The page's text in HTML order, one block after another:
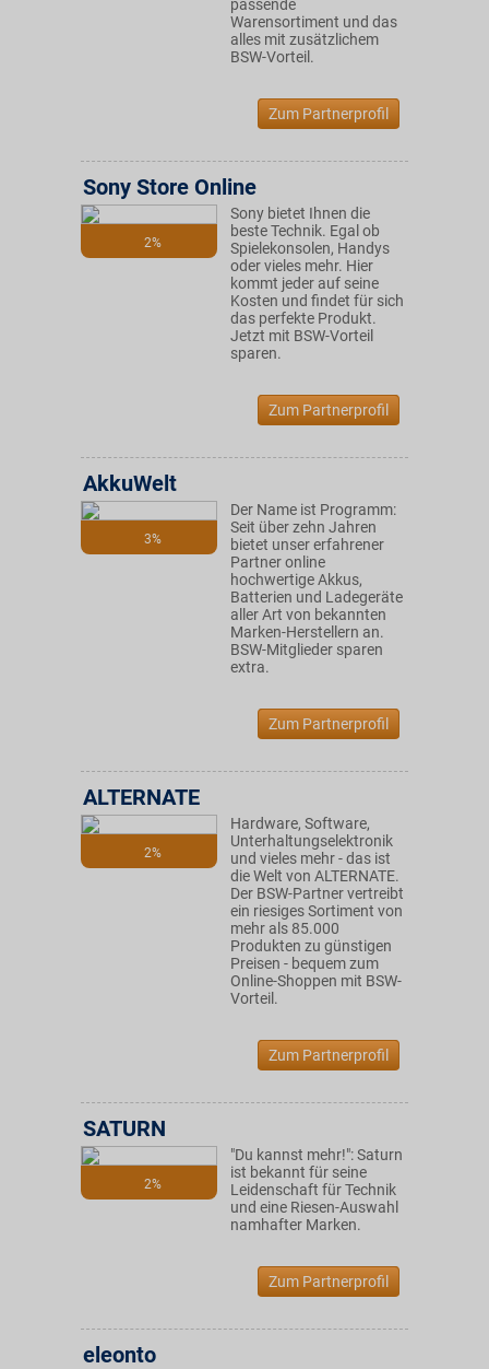
passende
Warensortiment und das
alles mit zusätzlichem
BSW-Vorteil.
Zum Partnerprofil
2%
Sony Store Online
Sony bietet Ihnen die
beste Technik. Egal ob
Spielekonsolen, Handys
oder vieles mehr. Hier
kommt jeder auf seine
Kosten und findet für sich
das perfekte Produkt.
Jetzt mit BSW-Vorteil
sparen.
Zum Partnerprofil
3%
AkkuWelt
Der Name ist Programm:
Seit über zehn Jahren
bietet unser erfahrener
Partner online
hochwertige Akkus,
Batterien und Ladegeräte
aller Art von bekannten
Marken-Herstellern an.
BSW-Mitglieder sparen
extra.
Zum Partnerprofil
2%
ALTERNATE
Hardware, Software,
Unterhaltungselektronik
und vieles mehr - das ist
die Welt von ALTERNATE.
Der BSW-Partner vertreibt
ein riesiges Sortiment von
mehr als 85.000
Produkten zu günstigen
Preisen - bequem zum
Online-Shoppen mit BSW-
Vorteil.
Zum Partnerprofil
2%
SATURN
"Du kannst mehr!": Saturn
ist bekannt für seine
Leidenschaft für Technik
und eine Riesen-Auswahl
namhafter Marken.
Zum Partnerprofil
eleonto